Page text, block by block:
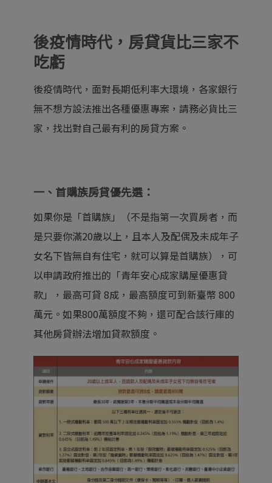
後疫情時代，房貸貨比三家不
吃虧
後疫情時代，面對長期低利率大環境，各家銀行
無不想方設法推出各種優惠專案，請務必貨比三
家，找出對自己最有利的房貸方案。
一、首購族房貸優先選：
如果你是「首購族」（不是指第一次買房者，而
是只要你滿20歲以上，且本人及配偶及未成年子
女名下皆無自有住宅，就可以算是首購族），可
以申請政府推出的「青年安心成家購屋優惠貸
款」，最高可貸 8成，最高額度可到新臺幣 800
萬元。如果800萬額度不夠，還可配合該行庫的
其他房貸辦法增加貸款額度。